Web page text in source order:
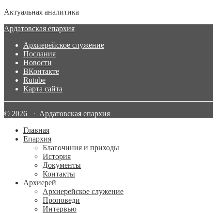
Актуальная аналитика
Ардатовская епархия
Архиерейское служение
Послания
Новости
ВКонтакте
Rutube
Карта сайта
© 2026 · Ардатовская епархия
Главная
Епархия
Благочиния и приходы
История
Документы
Контакты
Архиерей
Архиерейское служение
Проповеди
Интервью